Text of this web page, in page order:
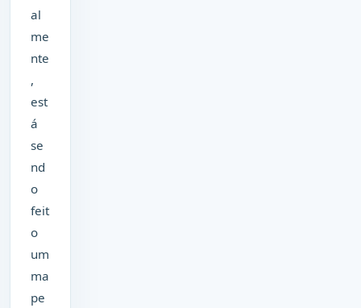
al
me
nte
,
est
á
se
nd
o
feit
o
um
ma
pe